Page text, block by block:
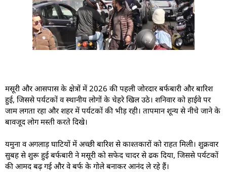
मसूरी और आसपास के क्षेत्रों में 2026 की पहली जोरदार बर्फबारी और बारिश
हुई, जिससे पर्यटकों व स्थानीय लोगों के चेहरे खिल उठे। शनिवार को हाईवे पर
जाम लगता रहा और शहर में पर्यटकों की भीड़ रही। तापमान शून्य से नीचे जाने के
बावजूद लोग मस्ती करते दिखे।
यमुना व अगलाड़ घाटियों में अच्छी बारिश से काश्तकारों को राहत मिली। शुक्रवार
सुबह से शुरू हुई बर्फबारी ने मसूरी को सफेद चादर से ढक दिया, जिससे पर्यटकों
की आमद बढ़ गई और वे बर्फ के गोले बनाकर आनंद ले रहे हैं।